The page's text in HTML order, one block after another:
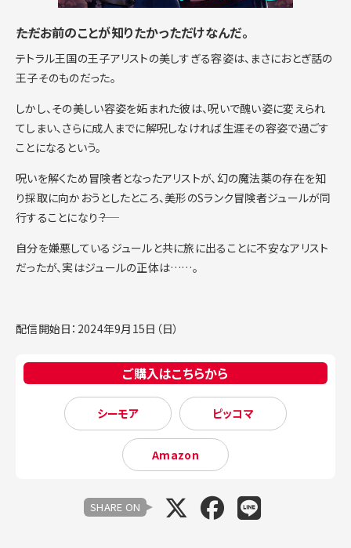
――ただお前のことが知りたかっただけなんだ。
テトラル王国の王子アリストの美しすぎる容姿は、まさにおとぎ話の
王子そのものだった。
しかし、その美しい容姿を妬まれた彼は、呪いで醜い姿に変えられ
てしまい、さらに成人までに解呪しなければ生涯その容姿で過ごす
ことになるという。
呪いを解くため冒険者となったアリストが、幻の魔法薬の存在を知
り採取に向かおうとしたところ、美形のSランク冒険者ジュールが同
行することになり――？
自分を嫌悪しているジュールと共に旅に出ることに不安なアリスト
だったが、実はジュールの正体は……。
配信開始日：2024年9月15日（日）
ご購入はこちらから
シーモア ピッコマ
Amazon
SHARE ON